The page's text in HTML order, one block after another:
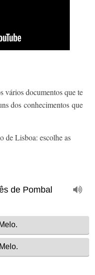
vários documentos que te
dos conhecimentos que
de Lisboa: escolhe as